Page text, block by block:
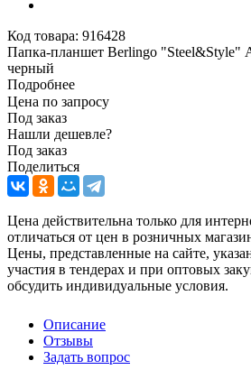
Код товара: 916428
Папка-планшет Berlingo "Steel&Style"
черный
Подробнее
Цена по запросу
Под заказ
Нашли дешевле?
Под заказ
Поделиться
Цена действительна только для
отличаться от цен в розничных
Цены, представленные на сайте,
участия в тендерах и при оптовых
обсудить индивидуальные условия.
Описание
Отзывы
Задать вопрос